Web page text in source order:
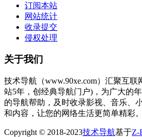
订阅本站
网站统计
收录提交
侵权处理
关于我们
技术导航（www.90xe.com）汇聚互
站5年，创经典导航门户)，为广大的
的导航帮助，及时收录影视、音乐、
和内容，让您的网络生活更简单精彩。
Copyright © 2018-2023技术导航基于Z-